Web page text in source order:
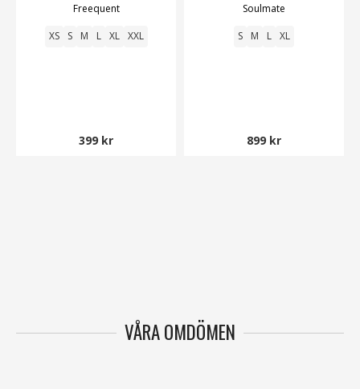
Freequent
XS S M L XL XXL
399 kr
Soulmate
S M L XL
899 kr
VÅRA OMDÖMEN